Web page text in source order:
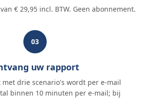
€ 29,95 incl. BTW. Geen abonnement.
03
uw rapport
drie scenario's wordt per e-mail
binnen 10 minuten per e-mail; bij